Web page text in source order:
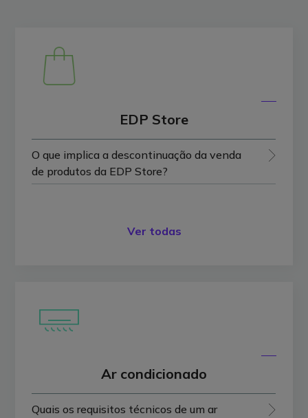
EDP Store
O que implica a descontinuação da venda
de produtos da EDP Store?
Ver todas
Ar condicionado
Quais os requisitos técnicos de um ar